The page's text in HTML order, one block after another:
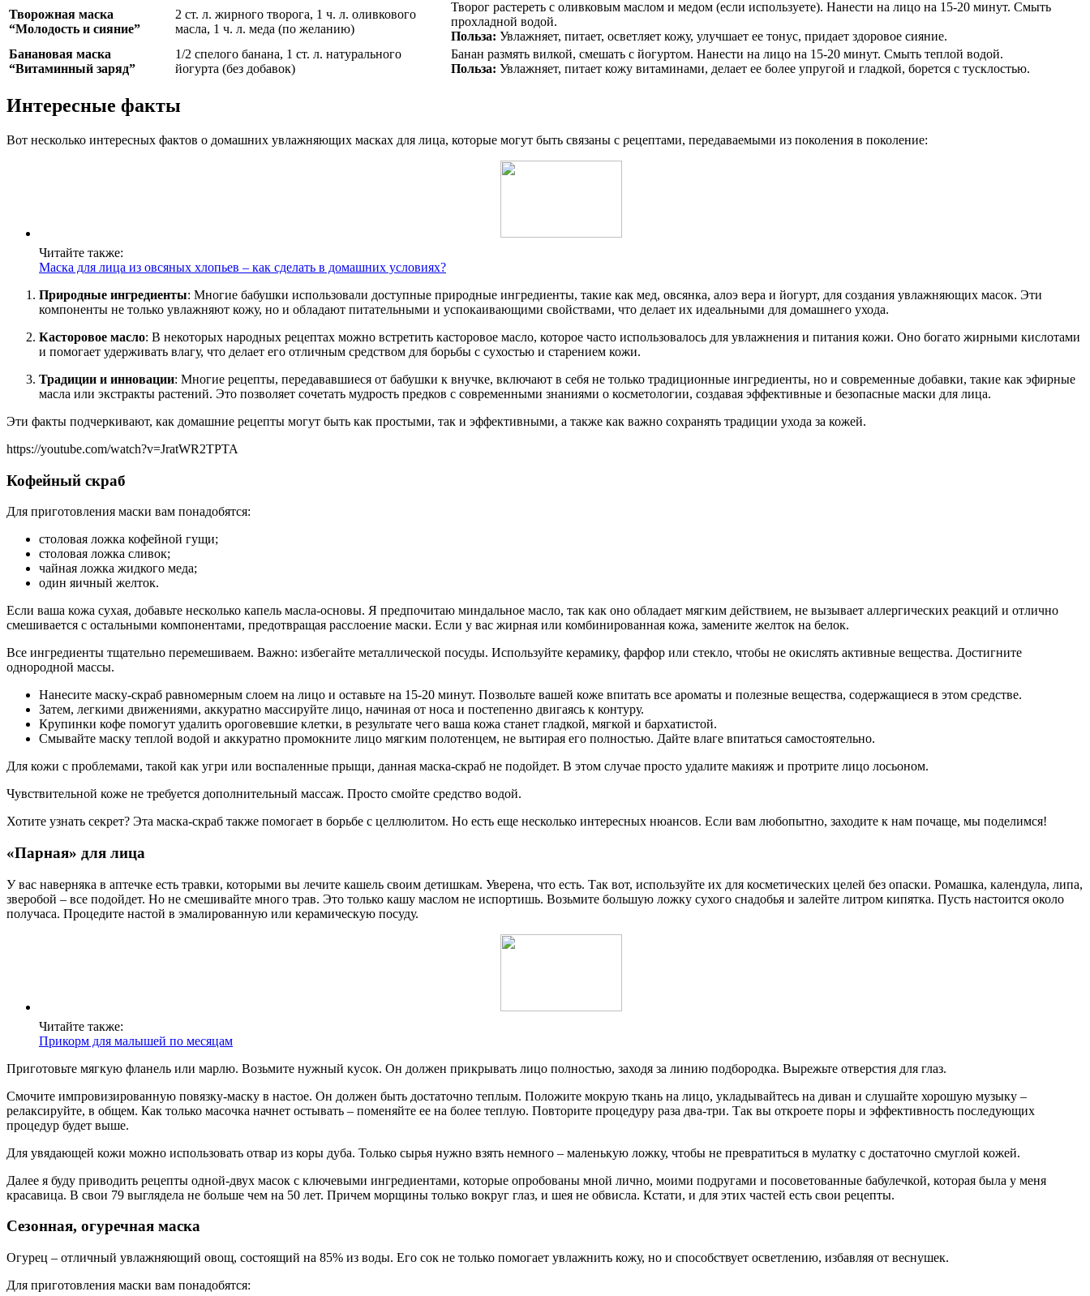
Творожная маска
“Молодость и сияние”
2 ст. л. жирного творога, 1 ч. л. оливкового
масла, 1 ч. л. меда (по желанию)
Творог растереть с оливковым маслом и медом (если используете). Нанести на лицо на 15-20 минут. Смыть
прохладной водой.
Польза: Увлажняет, питает, осветляет кожу, улучшает ее тонус, придает здоровое сияние.
Банановая маска
“Витаминный заряд”
1/2 спелого банана, 1 ст. л. натурального
йогурта (без добавок)
Банан размять вилкой, смешать с йогуртом. Нанести на лицо на 15-20 минут. Смыть теплой водой.
Польза: Увлажняет, питает кожу витаминами, делает ее более упругой и гладкой, борется с тусклостью.
Интересные факты
Вот несколько интересных фактов о домашних увлажняющих масках для лица, которые могут быть связаны с рецептами, передаваемыми из поколения в поколение:
Читайте также:
Маска для лица из овсяных хлопьев – как сделать в домашних условиях?
Природные ингредиенты: Многие бабушки использовали доступные природные ингредиенты, такие как мед, овсянка, алоэ вера и йогурт, для создания увлажняющих масок. Эти
компоненты не только увлажняют кожу, но и обладают питательными и успокаивающими свойствами, что делает их идеальными для домашнего ухода.
Касторовое масло: В некоторых народных рецептах можно встретить касторовое масло, которое часто использовалось для увлажнения и питания кожи. Оно богато жирными кислотами
и помогает удерживать влагу, что делает его отличным средством для борьбы с сухостью и старением кожи.
Традиции и инновации: Многие рецепты, передававшиеся от бабушки к внучке, включают в себя не только традиционные ингредиенты, но и современные добавки, такие как эфирные
масла или экстракты растений. Это позволяет сочетать мудрость предков с современными знаниями о косметологии, создавая эффективные и безопасные маски для лица.
Эти факты подчеркивают, как домашние рецепты могут быть как простыми, так и эффективными, а также как важно сохранять традиции ухода за кожей.
https://youtube.com/watch?v=JratWR2TPTA
Кофейный скраб
Для приготовления маски вам понадобятся:
столовая ложка кофейной гущи;
столовая ложка сливок;
чайная ложка жидкого меда;
один яичный желток.
Если ваша кожа сухая, добавьте несколько капель масла-основы. Я предпочитаю миндальное масло, так как оно обладает мягким действием, не вызывает аллергических реакций и отлично
смешивается с остальными компонентами, предотвращая расслоение маски. Если у вас жирная или комбинированная кожа, замените желток на белок.
Все ингредиенты тщательно перемешиваем. Важно: избегайте металлической посуды. Используйте керамику, фарфор или стекло, чтобы не окислять активные вещества. Достигните
однородной массы.
Нанесите маску-скраб равномерным слоем на лицо и оставьте на 15-20 минут. Позвольте вашей коже впитать все ароматы и полезные вещества, содержащиеся в этом средстве.
Затем, легкими движениями, аккуратно массируйте лицо, начиная от носа и постепенно двигаясь к контуру.
Крупинки кофе помогут удалить ороговевшие клетки, в результате чего ваша кожа станет гладкой, мягкой и бархатистой.
Смывайте маску теплой водой и аккуратно промокните лицо мягким полотенцем, не вытирая его полностью. Дайте влаге впитаться самостоятельно.
Для кожи с проблемами, такой как угри или воспаленные прыщи, данная маска-скраб не подойдет. В этом случае просто удалите макияж и протрите лицо лосьоном.
Чувствительной коже не требуется дополнительный массаж. Просто смойте средство водой.
Хотите узнать секрет? Эта маска-скраб также помогает в борьбе с целлюлитом. Но есть еще несколько интересных нюансов. Если вам любопытно, заходите к нам почаще, мы поделимся!
«Парная» для лица
У вас наверняка в аптечке есть травки, которыми вы лечите кашель своим детишкам. Уверена, что есть. Так вот, используйте их для косметических целей без опаски. Ромашка, календула, липа,
зверобой – все подойдет. Но не смешивайте много трав. Это только кашу маслом не испортишь. Возьмите большую ложку сухого снадобья и залейте литром кипятка. Пусть настоится около
получаса. Процедите настой в эмалированную или керамическую посуду.
Читайте также:
Прикорм для малышей по месяцам
Приготовьте мягкую фланель или марлю. Возьмите нужный кусок. Он должен прикрывать лицо полностью, заходя за линию подбородка. Вырежьте отверстия для глаз.
Смочите импровизированную повязку-маску в настое. Он должен быть достаточно теплым. Положите мокрую ткань на лицо, укладывайтесь на диван и слушайте хорошую музыку –
релаксируйте, в общем. Как только масочка начнет остывать – поменяйте ее на более теплую. Повторите процедуру раза два-три. Так вы откроете поры и эффективность последующих
процедур будет выше.
Для увядающей кожи можно использовать отвар из коры дуба. Только сырья нужно взять немного – маленькую ложку, чтобы не превратиться в мулатку с достаточно смуглой кожей.
Далее я буду приводить рецепты одной-двух масок с ключевыми ингредиентами, которые опробованы мной лично, моими подругами и посоветованные бабулечкой, которая была у меня
красавица. В свои 79 выглядела не больше чем на 50 лет. Причем морщины только вокруг глаз, и шея не обвисла. Кстати, и для этих частей есть свои рецепты.
Сезонная, огуречная маска
Огурец – отличный увлажняющий овощ, состоящий на 85% из воды. Его сок не только помогает увлажнить кожу, но и способствует осветлению, избавляя от веснушек.
Для приготовления маски вам понадобятся: